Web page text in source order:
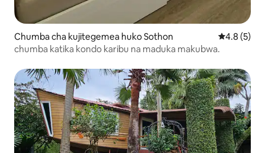
Chumba cha kujitegemea huko Sothon Ukadiriaji
4.8 (5)
chumba katika kondo karibu na maduka makubwa.